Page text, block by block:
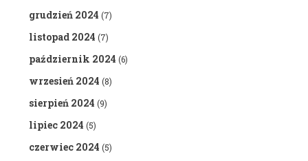
grudzień 2024 (7)
listopad 2024 (7)
październik 2024 (6)
wrzesień 2024 (8)
sierpień 2024 (9)
lipiec 2024 (5)
czerwiec 2024 (5)